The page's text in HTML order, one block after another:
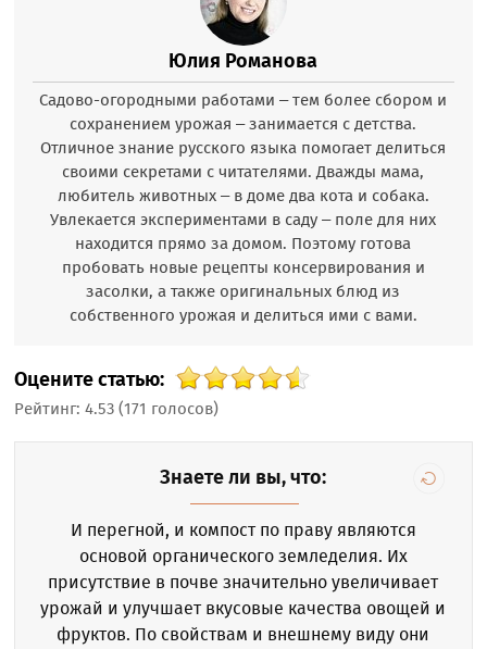
Юлия Романова
Садово-огородными работами – тем более сбором и
сохранением урожая – занимается с детства.
Отличное знание русского языка помогает делиться
своими секретами с читателями. Дважды мама,
любитель животных – в доме два кота и собака.
Увлекается экспериментами в саду – поле для них
находится прямо за домом. Поэтому готова
пробовать новые рецепты консервирования и
засолки, а также оригинальных блюд из
собственного урожая и делиться ими с вами.
Оцените статью:
Рейтинг:4.53 (171 голосов)
Знаете ли вы, что:
И перегной, и компост по праву являются
основой органического земледелия. Их
присутствие в почве значительно увеличивает
урожай и улучшает вкусовые качества овощей и
фруктов. По свойствам и внешнему виду они